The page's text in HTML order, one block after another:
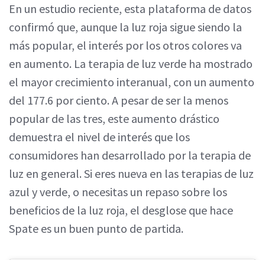
En un estudio reciente, esta plataforma de datos
confirmó que, aunque la luz roja sigue siendo la
más popular, el interés por los otros colores va
en aumento. La terapia de luz verde ha mostrado
el mayor crecimiento interanual, con un aumento
del 177.6 por ciento. A pesar de ser la menos
popular de las tres, este aumento drástico
demuestra el nivel de interés que los
consumidores han desarrollado por la terapia de
luz en general. Si eres nueva en las terapias de luz
azul y verde, o necesitas un repaso sobre los
beneficios de la luz roja, el desglose que hace
Spate es un buen punto de partida.